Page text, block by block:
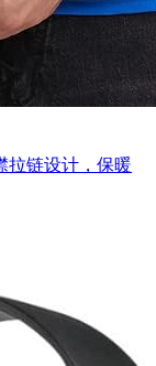
拉链设计，保暖